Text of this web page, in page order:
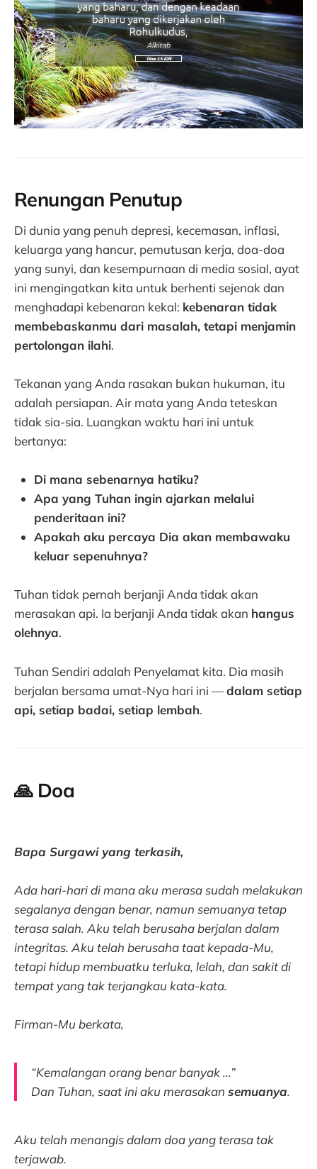
Renungan Penutup
Di dunia yang penuh depresi, kecemasan, inflasi,
keluarga yang hancur, pemutusan kerja, doa-doa
yang sunyi, dan kesempurnaan di media sosial, ayat
ini mengingatkan kita untuk berhenti sejenak dan
menghadapi kebenaran kekal: kebenaran tidak
membebaskanmu dari masalah, tetapi menjamin
pertolongan ilahi.
Tekanan yang Anda rasakan bukan hukuman, itu
adalah persiapan. Air mata yang Anda teteskan
tidak sia-sia. Luangkan waktu hari ini untuk
bertanya:
Di mana sebenarnya hatiku?
Apa yang Tuhan ingin ajarkan melalui
penderitaan ini?
Apakah aku percaya Dia akan membawaku
keluar sepenuhnya?
Tuhan tidak pernah berjanji Anda tidak akan
merasakan api. Ia berjanji Anda tidak akan hangus
olehnya.
Tuhan Sendiri adalah Penyelamat kita. Dia masih
berjalan bersama umat-Nya hari ini —dalam setiap
api, setiap badai, setiap lembah.
🙏 Doa
Bapa Surgawi yang terkasih,
Ada hari-hari di mana aku merasa sudah melakukan
segalanya dengan benar, namun semuanya tetap
terasa salah. Aku telah berusaha berjalan dalam
integritas. Aku telah berusaha taat kepada-Mu,
tetapi hidup membuatku terluka, lelah, dan sakit di
tempat yang tak terjangkau kata-kata.
Firman-Mu berkata,
“Kemalangan orang benar banyak ...”
Dan Tuhan, saat ini aku merasakan semuanya.
Aku telah menangis dalam doa yang terasa tak
terjawab.